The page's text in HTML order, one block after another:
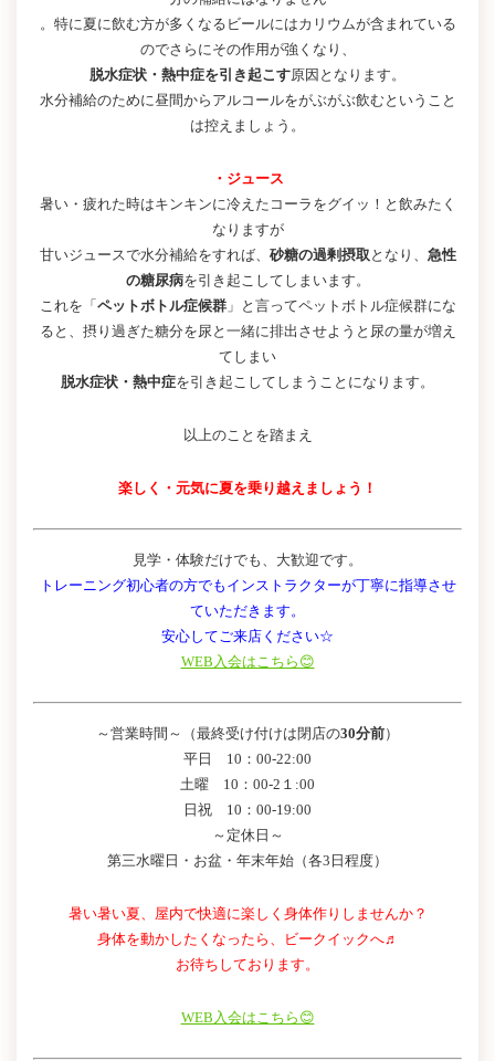
。特に夏に飲む方が多くなるビールにはカリウムが含まれている
のでさらにその作用が強くなり、
脱水症状・熱中症を引き起こす原因となります。
水分補給のために昼間からアルコールをがぶがぶ飲むということ
は控えましょう。
・ジュース
暑い・疲れた時はキンキンに冷えたコーラをグイッ！と飲みたく
なりますが
甘いジュースで水分補給をすれば、 砂糖の過剰摂取 となり、 急性
の糖尿病を引き起こしてしまいます。
これを「 ペットボトル症候群」と言ってペットボトル症候群にな
ると、摂り過ぎた糖分を尿と一緒に排出させようと尿の量が増え
てしまい
脱水症状・熱中症を引き起こしてしまうことになります。
以上のことを踏まえ
楽しく・元気に夏を乗り越えましょう！
見学・体験だけでも、大歓迎です。
トレーニング初心者の方でもインストラクターが丁寧に指導させ
ていただきます。
安心してご来店ください☆
WEB入会はこちら😊
～営業時間～（最終受け付けは閉店の30分前）
平日 10：00-22:00
土曜 10：00-2１:00
日祝 10：00-19:00
～定休日～
第三水曜日・お盆・年末年始（各3日程度）
暑い暑い夏、屋内で快適に楽しく身体作りしませんか？
身体を動かしたくなったら、ビークイックへ♬
お待ちしております。
WEB入会はこちら😊